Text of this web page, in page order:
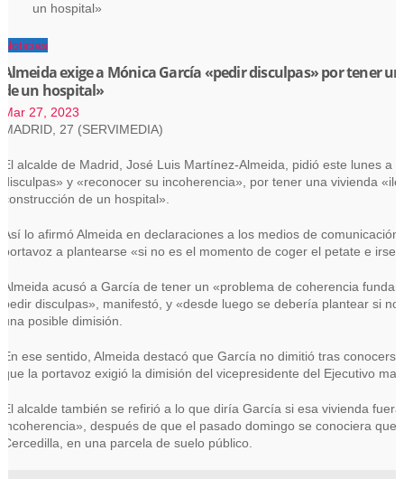
un hospital»
Noticias
Almeida exige a Mónica García «pedir disculpas» por tener
de un hospital»
Mar 27, 2023
MADRID, 27 (SERVIMEDIA)
El alcalde de Madrid, José Luis Martínez-Almeida, pidió este lunes
disculpas» y «reconocer su incoherencia», por tener una vivienda
construcción de un hospital».
Así lo afirmó Almeida en declaraciones a los medios de
portavoz a plantearse «si no es el momento de coger el petate e irse
Almeida acusó a García de tener un «problema de coherencia
pedir disculpas», manifestó, y «desde luego se debería plantear si
una posible dimisión.
En ese sentido, Almeida destacó que García no dimitió tras
que la portavoz exigió la dimisión del vicepresidente del Ejecutivo
El alcalde también se refirió a lo que diría García si esa vivienda
incoherencia», después de que el pasado domingo se conociera
Cercedilla, en una parcela de suelo público.